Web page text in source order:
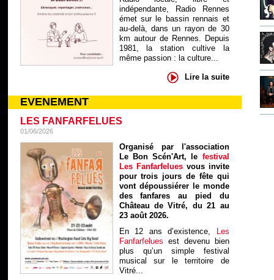
indépendante, Radio Rennes
émet sur le bassin rennais et
au-delà, dans un rayon de 30
km autour de Rennes. Depuis
1981, la station cultive la
même passion : la culture...
Lire la suite
EVENEMENT
LES FANFARFELUES
01/06/2026
Organisé par l'association
Le Bon Scén'Art, le festival
Les Fanfarfelues vous invite
pour trois jours de fête qui
vont dépoussiérer le monde
des fanfares au pied du
Château de Vitré, du 21 au
23 août 2026.
En 12 ans d’existence, Les
Fanfarfelues est devenu bien
plus qu’un simple festival
musical sur le territoire de
Vitré...